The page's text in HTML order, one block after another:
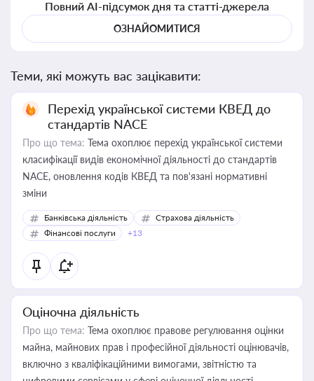
Повний AI-підсумок дня та статті-джерела
ОЗНАЙОМИТИСЯ
Теми, які можуть вас зацікавити:
Перехід української системи КВЕД до
стандартів NACE
Про що тема: Тема охоплює перехід української системи
класифікації видів економічної діяльності до стандартів
NACE, оновлення кодів КВЕД та пов'язані нормативні
зміни
Банківська діяльність
Страхова діяльність
Фінансові послуги
+13
Оціночна діяльність
Про що тема: Тема охоплює правове регулювання оцінки
майна, майнових прав і професійної діяльності оцінювачів,
включно з кваліфікаційними вимогами, звітністю та